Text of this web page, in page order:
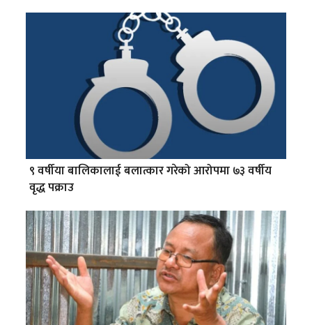
९ वर्षीया बालिकालाई बलात्कार गरेको आरोपमा ७३ वर्षीय
वृद्ध पक्राउ